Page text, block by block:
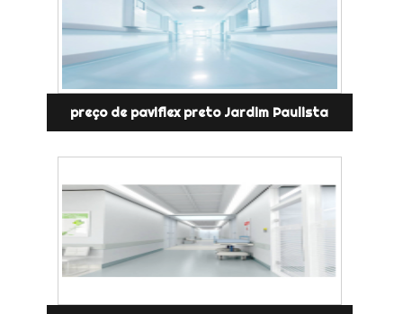
preço de paviflex preto Jardim Paulista